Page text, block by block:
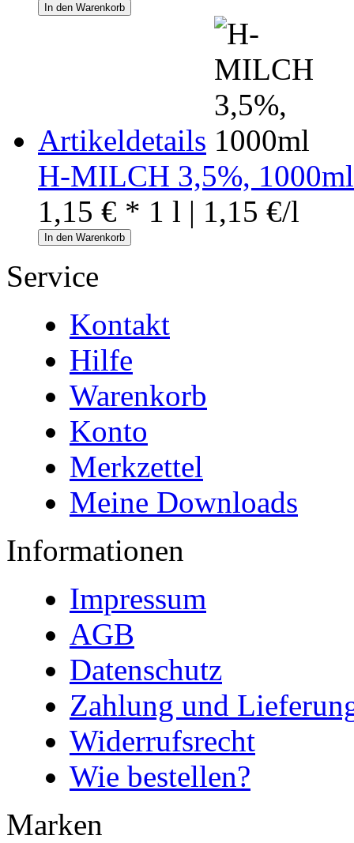
In den Warenkorb
Artikeldetails
H-MILCH 3,5%, 1000ml
1,15 € * 1 l | 1,15 €/l
In den Warenkorb
Service
Kontakt
Hilfe
Warenkorb
Konto
Merkzettel
Meine Downloads
Informationen
Impressum
AGB
Datenschutz
Zahlung und
Widerrufsrecht
Wie bestellen?
Marken